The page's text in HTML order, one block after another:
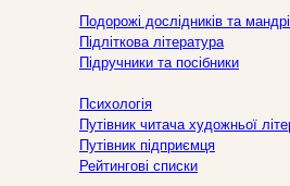
Подорожі дослідників та
Підліткова література
Підручники та посібники
Психологія
Путівник читача художньої
Путівник підприємця
Рейтингові списки